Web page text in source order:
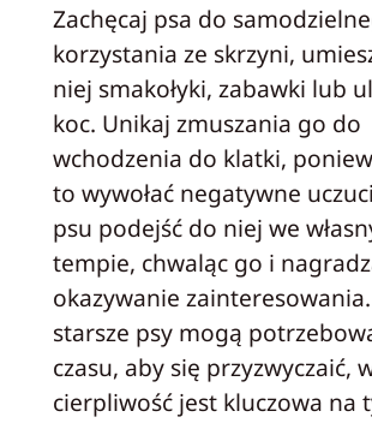
Zachęcaj psa do
korzystania ze skrzyni,
niej smakołyki, zabawki lub
koc. Unikaj zmuszania go do
wchodzenia do klatki,
to wywołać negatywne
psu podejść do niej we
tempie, chwaląc go i
okazywanie
starsze psy mogą
czasu, aby się przyzwyczaić,
cierpliwość jest kluczowa na